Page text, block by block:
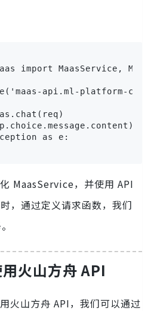
import MaasService,
api.ml-platform-cn-
as e:
MaasService，并使用 API
，通过定义请求函数，我们
火山方舟 API
火山方舟 API，我们可以通过